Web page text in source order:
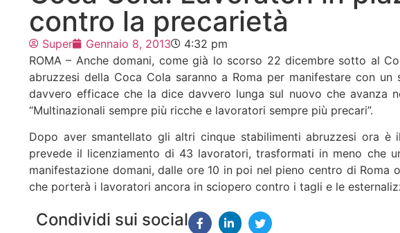
contro la precarietà
Super Gennaio 8, 2013
4:32 pm
ROMA – Anche domani, come già lo scorso 22 dicembre sotto al
abruzzesi della Coca Cola saranno a Roma per manifestare con
davvero efficace che la dice davvero lunga sul nuovo che avanza
“Multinazionali sempre più ricche e lavoratori sempre più precari”.
Dopo aver smantellato gli altri cinque stabilimenti abruzzesi ora è
prevede il licenziamento di 43 lavoratori, trasformati in meno che
manifestazione domani, dalle ore 10 in poi nel pieno centro di Roma
che porterà i lavoratori ancora in sciopero contro i tagli e le
Condividi sui social